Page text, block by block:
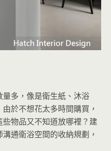
多，像是衛生紙、沐浴
於不想花太多時間購買，
物品又不知道放哪裡？建
通衛浴空間的收納規劃，